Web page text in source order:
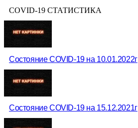
COVID-19 СТАТИСТИКА
Состояние COVID-19 на 10.01.2022г
Состояние COVID-19 на 15.12.2021г